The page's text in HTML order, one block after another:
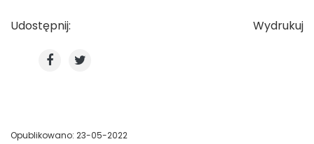
Udostępnij: Wydrukuj
Opublikowano: 23-05-2022